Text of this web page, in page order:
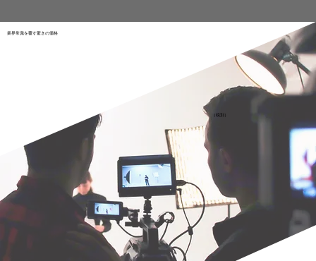
格
格
対応
対応
業界常識を覆す驚きの価格
出張
１時間
出張
１時間
（税別）